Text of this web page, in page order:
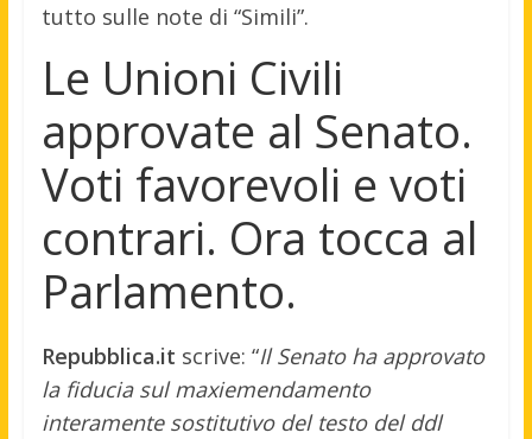
tutto sulle note di “Simili”.
Le Unioni Civili
approvate al Senato.
Voti favorevoli e voti
contrari. Ora tocca al
Parlamento.
Repubblica.it scrive: “Il Senato ha approvato
la fiducia sul maxiemendamento
interamente sostitutivo del testo del ddl